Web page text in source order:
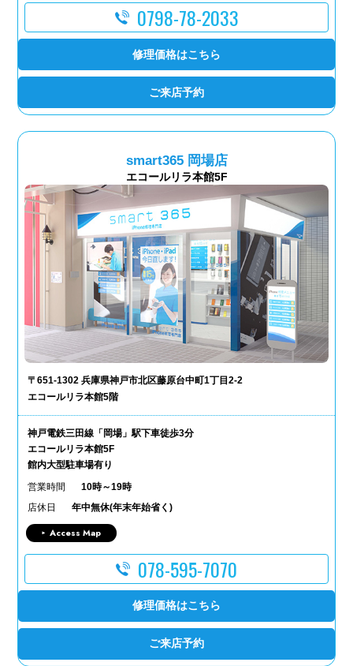
0798-78-2033
修理価格はこちら
ご来店予約
smart365 岡場店
エコールリラ本館5F
〒651-1302 兵庫県神戸市北区藤原台中町1丁目2-2
エコールリラ本館5階
神戸電鉄三田線「岡場」駅下車徒歩3分
エコールリラ本館5F
館内大型駐車場有り
営業時間
10時～19時
店休日
年中無休(年末年始省く)
Access Map
078-595-7070
修理価格はこちら
ご来店予約